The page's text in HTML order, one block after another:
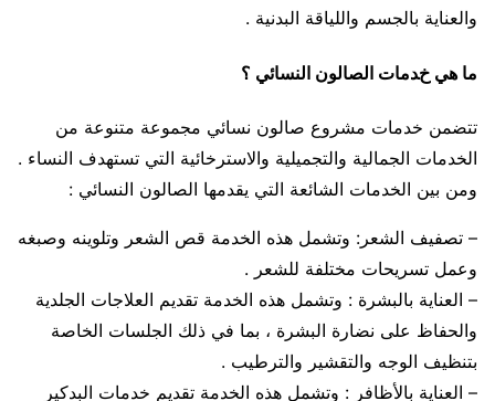
والعناية بالجسم واللياقة البدنية .
ما هي خدمات الصالون النسائي ؟
تتضمن خدمات مشروع صالون نسائي مجموعة متنوعة من
الخدمات الجمالية والتجميلية والاسترخائية التي تستهدف النساء .
ومن بين الخدمات الشائعة التي يقدمها الصالون النسائي :
– تصفيف الشعر: وتشمل هذه الخدمة قص الشعر وتلوينه وصبغه
وعمل تسريحات مختلفة للشعر .
– العناية بالبشرة : وتشمل هذه الخدمة تقديم العلاجات الجلدية
والحفاظ على نضارة البشرة ، بما في ذلك الجلسات الخاصة
بتنظيف الوجه والتقشير والترطيب .
– العناية بالأظافر : وتشمل هذه الخدمة تقديم خدمات البدكير